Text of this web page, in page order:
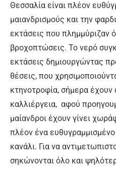
Θεσσαλία είναι πλέον
μαιανδρισμούς και την
εκτάσεις που πλημμύριζαν
βροχοπτώσεις. Το νερό
εκτάσεις δημιουργώντας
θέσεις, που
κτηνοτροφία, σήμερα έχουν
καλλιέργεια, αφού
μαίανδροι έχουν γίνει
πλέον ένα
κανάλι. Για να
σηκώνονται όλο και